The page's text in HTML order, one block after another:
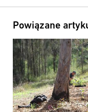
Powiązane